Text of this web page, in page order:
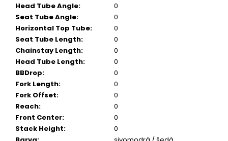
Head Tube Angle:
0
Seat Tube Angle:
0
Horizontal Top Tube:
0
Seat Tube Length:
0
Chainstay Length:
0
Head Tube Length:
0
BBDrop:
0
Fork Length:
0
Fork Offset:
0
Reach:
0
Front Center:
0
Stack Height:
0